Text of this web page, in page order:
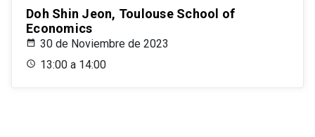
Doh Shin Jeon, Toulouse School of
Economics
30 de Noviembre de 2023
13:00 a 14:00